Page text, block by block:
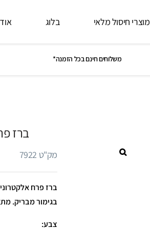
מוצרי חיסול מלאי בלוג
משלוחים חינם בכל הזמנה*
ברז
מק"ט 7922
בגימור מבריק.
צבע: